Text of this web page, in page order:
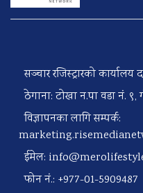
सञ्चार रजिस्ट्रारको कार्यालय
ठेगाना: टोखा न.पा वडा नं. ९,
विज्ञापनका लागि सम्पर्क:
ईमेल:
फोन नं.: +977-01-5909487